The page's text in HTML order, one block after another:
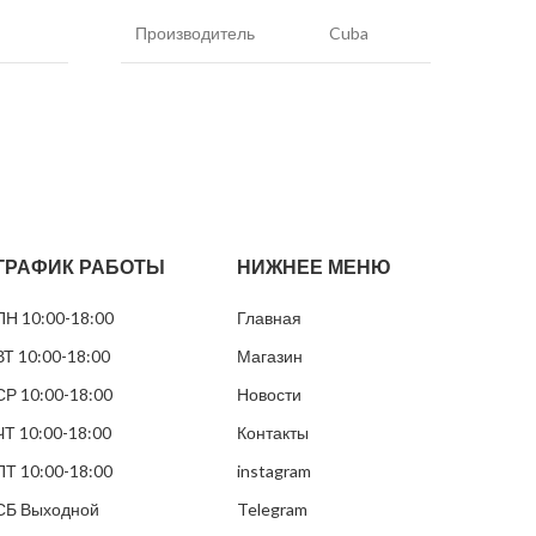
Производитель Cuba
Размер пакетиков Тонкие
РАБОТЫ
10:00-18:00
10:00-18:00
10:00-18:00
10:00-18:00
10:00-18:00
Выходной
НИЖНЕЕ МЕНЮ
Главная
Магазин
Новости
Контакты
instagram
Telegram